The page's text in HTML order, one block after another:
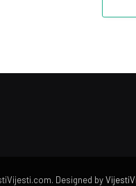
Designed by